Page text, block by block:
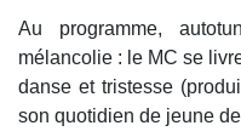
Au programme,
mélancolie : le MC se
danse et tristesse
son quotidien de jeune